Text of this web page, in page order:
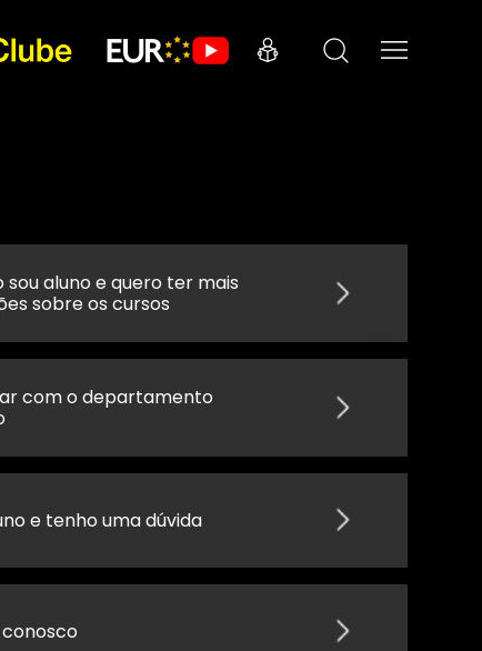
sou aluno e quero ter mais
sobre os cursos
com o departamento
e tenho uma dúvida